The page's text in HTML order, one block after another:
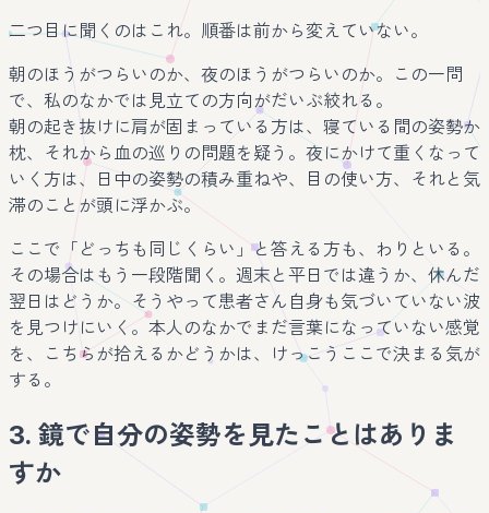
二つ目に聞くのはこれ。順番は前から変えていない。
朝のほうがつらいのか、夜のほうがつらいのか。この一問
で、私のなかでは見立ての方向がだいぶ絞れる。
朝の起き抜けに肩が固まっている方は、寝ている間の姿勢か
枕、それから血の巡りの問題を疑う。夜にかけて重くなって
いく方は、日中の姿勢の積み重ねや、目の使い方、それと気
滞のことが頭に浮かぶ。
ここで「どっちも同じくらい」と答える方も、わりといる。
その場合はもう一段階聞く。週末と平日では違うか、休んだ
翌日はどうか。そうやって患者さん自身も気づいていない波
を見つけにいく。本人のなかでまだ言葉になっていない感覚
を、こちらが拾えるかどうかは、けっこうここで決まる気が
する。
3. 鏡で自分の姿勢を見たことはありま
すか